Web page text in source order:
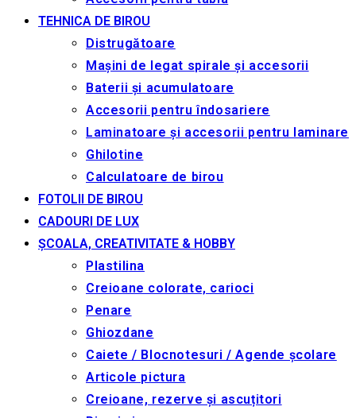
TEHNICA DE BIROU
Distrugătoare
Mașini de legat spirale și accesorii
Baterii și acumulatoare
Accesorii pentru îndosariere
Laminatoare și accesorii pentru laminare
Ghilotine
Calculatoare de birou
FOTOLII DE BIROU
CADOURI DE LUX
ȘCOALA, CREATIVITATE & HOBBY
Plastilina
Creioane colorate, carioci
Penare
Ghiozdane
Caiete / Blocnotesuri / Agende școlare
Articole pictura
Creioane, rezerve și ascuțitori